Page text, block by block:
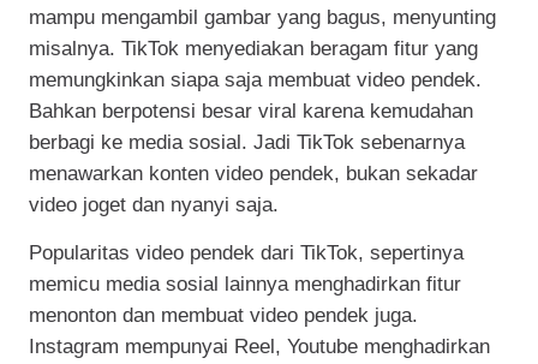
mampu mengambil gambar yang bagus, menyunting
misalnya. TikTok menyediakan beragam fitur yang
memungkinkan siapa saja membuat video pendek.
Bahkan berpotensi besar viral karena kemudahan
berbagi ke media sosial. Jadi TikTok sebenarnya
menawarkan konten video pendek, bukan sekadar
video joget dan nyanyi saja.
Popularitas video pendek dari TikTok, sepertinya
memicu media sosial lainnya menghadirkan fitur
menonton dan membuat video pendek juga.
Instagram mempunyai Reel, Youtube menghadirkan